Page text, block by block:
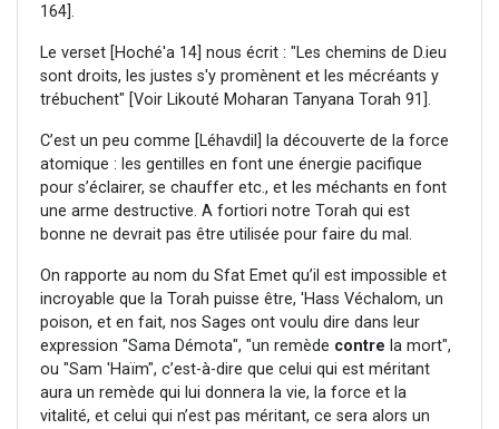
164].
Le verset [Hoché'a 14] nous écrit : "Les chemins de D.ieu
sont droits, les justes s'y promènent et les mécréants y
trébuchent" [Voir Likouté Moharan Tanyana Torah 91].
C’est un peu comme [Léhavdil] la découverte de la force
atomique : les gentilles en font une énergie pacifique
pour s’éclairer, se chauffer etc., et les méchants en font
une arme destructive. A fortiori notre Torah qui est
bonne ne devrait pas être utilisée pour faire du mal.
On rapporte au nom du Sfat Emet qu’il est impossible et
incroyable que la Torah puisse être, 'Hass Véchalom, un
poison, et en fait, nos Sages ont voulu dire dans leur
expression "Sama Démota", "un remède contre la mort",
ou "Sam 'Haïm", c’est-à-dire que celui qui est méritant
aura un remède qui lui donnera la vie, la force et la
vitalité, et celui qui n’est pas méritant, ce sera alors un